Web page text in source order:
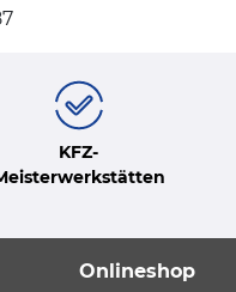
KFZ-
Onlineshop